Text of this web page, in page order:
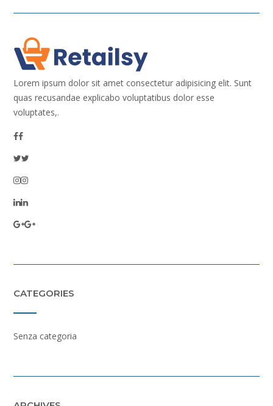
Lorem ipsum dolor sit amet consectetur adipisicing elit. Sunt
quas recusandae explicabo voluptatibus dolor esse
voluptates,.
CATEGORIES
Senza categoria